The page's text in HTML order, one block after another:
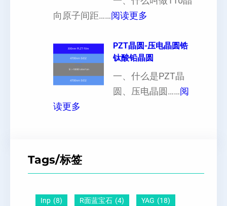
定
超
薄
硅
硬
度
影
响
白
或
者
？
向原子间距……阅读更多
1
0
晶
向
向
PZT晶圆-压电晶圆锆
钛酸铅晶圆
一、什么是PZT晶
圆、压电晶圆……阅
读更多
晶
-
Tags/标签
Inp (8) R面蓝宝石 (4) YAG (18)